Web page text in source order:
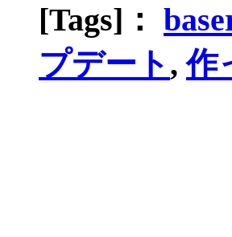
[Tags]：
プデート ,作